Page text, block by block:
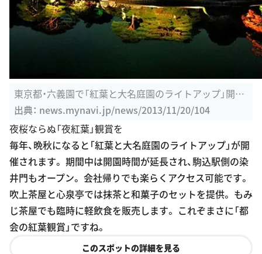
東京都・六義園で「紅葉と大名庭園のライトアップ」開催
| マイナビ ...
出典： news.mynavi.jp/news/2013/11/20/104
夜桜ならぬ「夜紅葉」観賞を
毎年、晩秋になると「紅葉と大名庭園のライトアップ」が開
催されます。 期間中は開園時間が延長され、駒込駅側の染
井門もオープン。 会社帰りでも楽らくアクセス可能です。
吹上茶屋と心泉亭では抹茶と和菓子のセットを提供。 もみ
じ茶屋でも臨時に軽飲食を販売します。 これぞまさに「都
会の紅葉観賞」ですね。
このスポットの詳細を見る